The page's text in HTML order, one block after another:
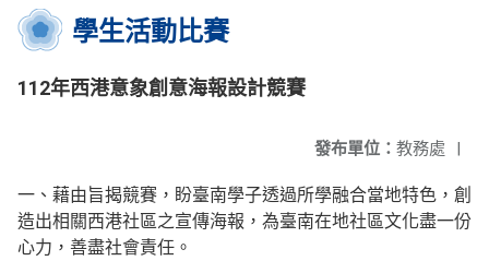
學生活動比賽
112年西港意象創意海報設計競賽
發布單位： 教務處 |
一、藉由旨揭競賽，盼臺南學子透過所學融合當地特色，創
造出相關西港社區之宣傳海報，為臺南在地社區文化盡一份
心力，善盡社會責任。